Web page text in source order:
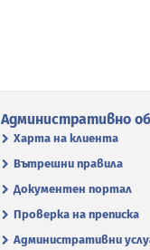
Административно
Харта на клиента
Вътрешни правила
Документен портал
Проверка на преписка
Административни